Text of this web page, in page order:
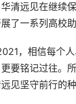
清远见在继续
了一系列高校
，相信每个
要铭记过往。
见坚守前行的种